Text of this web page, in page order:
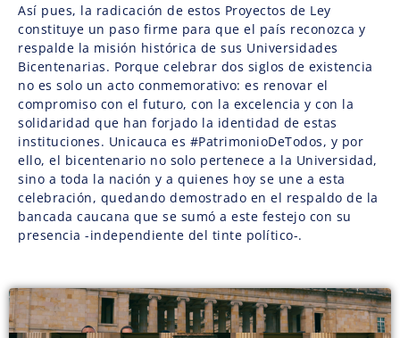
Así pues, la radicación de estos Proyectos de Ley
constituye un paso firme para que el país reconozca y
respalde la misión histórica de sus Universidades
Bicentenarias. Porque celebrar dos siglos de existencia
no es solo un acto conmemorativo: es renovar el
compromiso con el futuro, con la excelencia y con la
solidaridad que han forjado la identidad de estas
instituciones. Unicauca es #PatrimonioDeTodos, y por
ello, el bicentenario no solo pertenece a la Universidad,
sino a toda la nación y a quienes hoy se une a esta
celebración, quedando demostrado en el respaldo de la
bancada caucana que se sumó a este festejo con su
presencia -independiente del tinte político-.